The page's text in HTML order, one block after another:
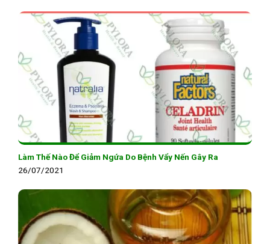
Làm Thế Nào Để Giảm Ngứa Do Bệnh Vẩy Nến Gây Ra
26/07/2021